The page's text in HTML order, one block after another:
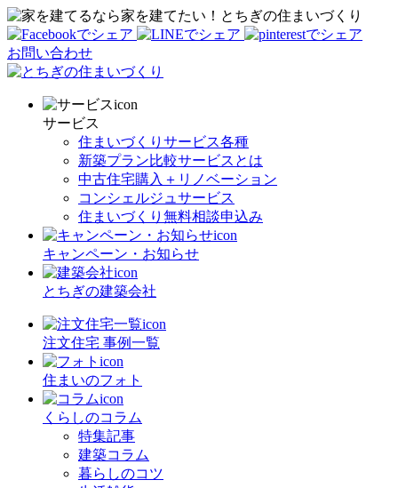
家を建てたい！とちぎの住まいづくり
お問い合わせ
サービス
住まいづくりサービス各種
新築プラン比較サービスとは
中古住宅購入＋リノベーション
コンシェルジュサービス
住まいづくり無料相談申込み
キャンペーン・お知らせ
とちぎの建築会社
注文住宅 事例一覧
住まいのフォト
くらしのコラム
特集記事
建築コラム
暮らしのコツ